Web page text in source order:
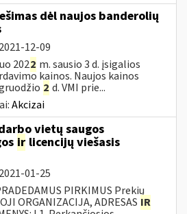
dėl naujos banderolių
2021-12-09
2022 m. sausio 3 d. įsigalios
kainos. Naujos kainos
2 d. VMI prie...
Akcizai
vietų saugos
ir licencijų viešasis
2021-01-25
PIRKIMUS Prekių
ORGANIZACIJA, ADRESAS IR